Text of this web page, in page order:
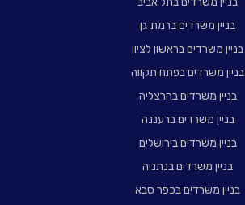
בניין משרדים ברמת גן
בניין משרדים בראשון לציון
בניין משרדים בפתח תקווה
בניין משרדים בהרצליה
בניין משרדים ברעננה
בניין משרדים בירושלים
בניין משרדים בנתניה
בניין משרדים בכפר סבא